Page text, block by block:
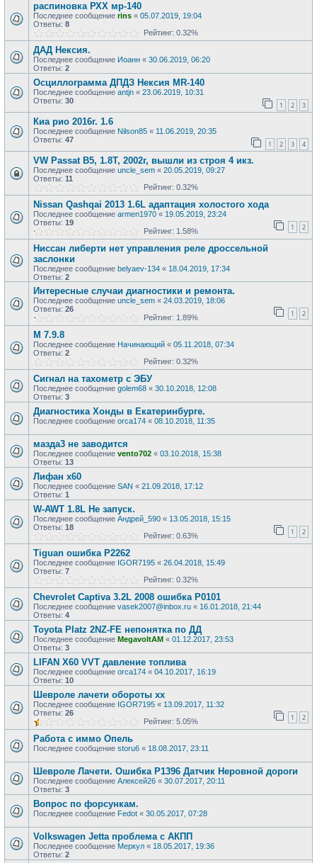
распиновка РХХ мр-140
Последнее сообщение rins « 05.07.2019, 19:04
Ответы: 8
Рейтинг: 0.32%
ДАД Нексия.
Последнее сообщение Иоанн « 30.06.2019, 06:20
Ответы: 2
Осциллограмма ДПДЗ Нексия MR-140
Последнее сообщение antjn « 23.06.2019, 10:31
Ответы: 30 1 2 3
Киа рио 2016г. 1.6
Последнее сообщение Nilson85 « 11.06.2019, 20:35
Ответы: 47 1 2 3 4
VW Passat B5, 1.8Т, 2002г, вышли из строя 4 икз.
Последнее сообщение uncle_sem « 20.05.2019, 09:27
Ответы: 11
Рейтинг: 0.32%
Nissan Qashqai 2013 1.6L адаптация холостого хода
Последнее сообщение armen1970 « 19.05.2019, 23:24
Ответы: 19 1 2
Рейтинг: 1.58%
Ниссан либерти нет управления реле дроссельной
заслонки
Последнее сообщение belyaev-134 « 18.04.2019, 17:34
Ответы: 2
Интересные случаи диагностики и ремонта.
Последнее сообщение uncle_sem « 24.03.2019, 18:06
Ответы: 26 1 2
Рейтинг: 1.89%
М 7.9.8
Последнее сообщение Начинающий « 05.11.2018, 07:34
Ответы: 2
Рейтинг: 0.32%
Сигнал на тахометр с ЭБУ
Последнее сообщение golem68 « 30.10.2018, 12:08
Ответы: 3
Диагностика Хонды в Екатеринбурге.
Последнее сообщение orca174 « 08.10.2018, 11:35
мазда3 не заводится
Последнее сообщение vento702 « 03.10.2018, 15:38
Ответы: 13
Лифан х60
Последнее сообщение SAN « 21.09.2018, 17:12
Ответы: 1
W-AWT 1.8L Не запуск.
Последнее сообщение Андрей_590 « 13.05.2018, 15:15
Ответы: 18 1 2
Рейтинг: 0.63%
Tiguan ошибка Р2262
Последнее сообщение IGOR7195 « 26.04.2018, 15:49
Ответы: 7
Рейтинг: 0.32%
Chevrolet Captiva 3.2L 2008 ошибка P0101
Последнее сообщение vasek2007@inbox.ru « 16.01.2018, 21:44
Ответы: 4
Toyota Platz 2NZ-FE непонятка по ДД
Последнее сообщение MegavoltAM « 01.12.2017, 23:53
Ответы: 3
LIFAN X60 VVT давление топлива
Последнее сообщение orca174 « 04.10.2017, 16:19
Ответы: 10
Шевроле лачети обороты хх
Последнее сообщение IGOR7195 « 13.09.2017, 11:32
Ответы: 26 1 2
Рейтинг: 5.05%
Работа с иммо Опель
Последнее сообщение storu6 « 18.08.2017, 23:11
Шевроле Лачети. Ошибка Р1396 Датчик Неровной дороги
Последнее сообщение Алексей26 « 30.07.2017, 20:11
Ответы: 3
Вопрос по форсункам.
Последнее сообщение Fedot « 30.05.2017, 07:28
Volkswagen Jetta проблема с АКПП
Последнее сообщение Меркул « 18.05.2017, 19:36
Ответы: 2